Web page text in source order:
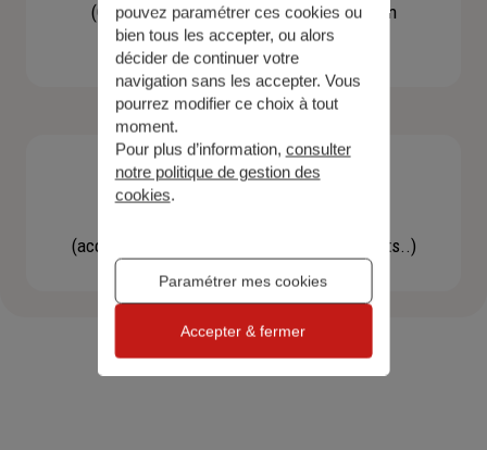
(Obtenir un devis, une information, faire un
bilan...)
(accéder à l'espace client, gérer mes contrats..)
pouvez paramétrer ces cookies ou
bien tous les accepter, ou alors
décider de continuer votre
navigation sans les accepter. Vous
pourrez modifier ce choix à tout
moment.
Pour plus d’information, consulter
notre politique de gestion des
cookies.
Paramétrer mes cookies
Accepter & fermer